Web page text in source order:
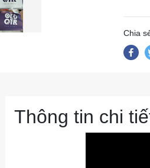
Chia
Thông tin chi